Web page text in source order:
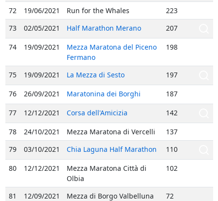
72 19/06/2021 Run for the Whales
223
73
02/05/2021 Half Marathon Merano 207
74 19/09/2021
Mezza Maratona del Piceno
Fermano
198
75 19/09/2021 La Mezza di Sesto 197
76 26/09/2021 Maratonina dei Borghi 187
77 12/12/2021 Corsa dell'Amicizia 142
78 24/10/2021 Mezza Maratona di Vercelli
137
79
03/10/2021 Chia Laguna Half Marathon 110
80 12/12/2021
Mezza Maratona Città di
Olbia
102
81 12/09/2021 Mezza di Borgo Valbelluna
72